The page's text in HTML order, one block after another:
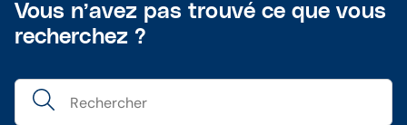
Vous n’avez pas trouvé ce que vous
recherchez ?